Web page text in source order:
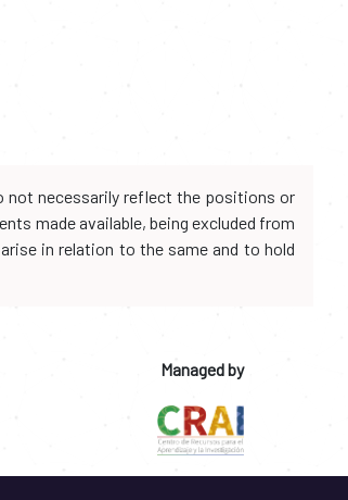
not necessarily reflect the positions or
made available, being excluded from
in relation to the same and to hold
Managed by